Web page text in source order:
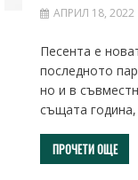
АПРИЛ 18, 2022
Песента е
последното
но и в
същата
ПРОЧЕТИ ОЩЕ